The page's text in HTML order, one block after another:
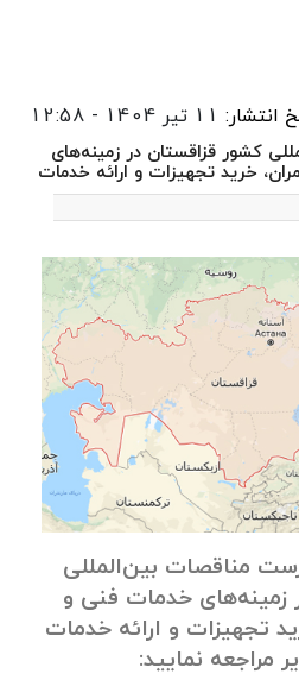
انتشار: 11 تیر 1404 - 12:58
کشور قزاقستان در زمینه‌های
خرید تجهیزات و ارائه خدمات
مناقصات بین‌المللی
زمینه‌های خدمات فنی و
تجهیزات و ارائه خدمات
مراجعه نمایید: